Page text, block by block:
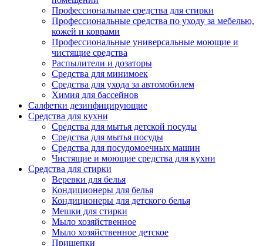
Профессиональные средства для стирки
Профессиональные средства по уходу за мебелью,
кожей и коврами
Профессиональные универсальные моющие и
чистящие средства
Распылители и дозаторы
Средства для минимоек
Средства для ухода за автомобилем
Химия для бассейнов
Салфетки дезинфицирующие
Средства для кухни
Средства для мытья детской посуды
Средства для мытья посуды
Средства для посудомоечных машин
Чистящие и моющие средства для кухни
Средства для стирки
Веревки для белья
Кондиционеры для белья
Кондиционеры для детского белья
Мешки для стирки
Мыло хозяйственное
Мыло хозяйственное детское
Прищепки